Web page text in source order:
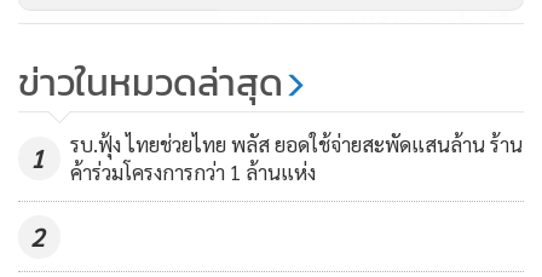
241
SCN คาดงบ Q1/65 ทะยานทำสถิติ
ข่าวในหมวดล่าสุด
1
รบ.ฟุ้ง ไทยช่วยไทย พลัส ยอดใช้จ่ายสะพัดแสนล้าน ร้าน
ค้าร่วมโครงการกว่า 1 ล้านแห่ง
2